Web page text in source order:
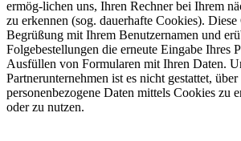
ermög-lichen uns, Ihren Rechner bei Ihrem
zu erkennen (sog. dauerhafte Cookies).
Begrüßung mit Ihrem Benutzernamen und
Folgebestellungen die erneute Eingabe Ihres
Ausfüllen von Formularen mit Ihren Daten.
Partnerunternehmen ist es nicht gestattet,
personenbezogene Daten mittels Cookies zu
oder zu nutzen.